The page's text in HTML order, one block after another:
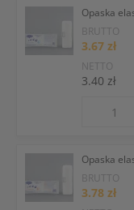
Opaska
BRUTTO
3.67 zł
NETTO
3.40 zł
Opaska
BRUTTO
3.78 zł